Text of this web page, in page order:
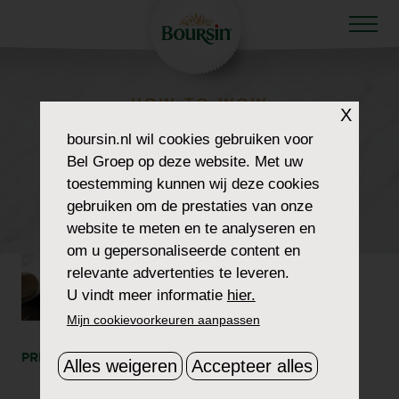
HOW TO WOW
HOWTOWOW-
BOURSINRITUAL-1-
HEADER2
PRINT DEEL
X
boursin.nl wil cookies gebruiken voor
Bel Groep op deze website. Met uw
toestemming kunnen wij deze cookies
gebruiken om de prestaties van onze
website te meten en te analyseren en
om u gepersonaliseerde content en
relevante advertenties te leveren.
U vindt meer informatie hier.
Mijn cookievoorkeuren aanpassen
Alles weigeren Accepteer alles